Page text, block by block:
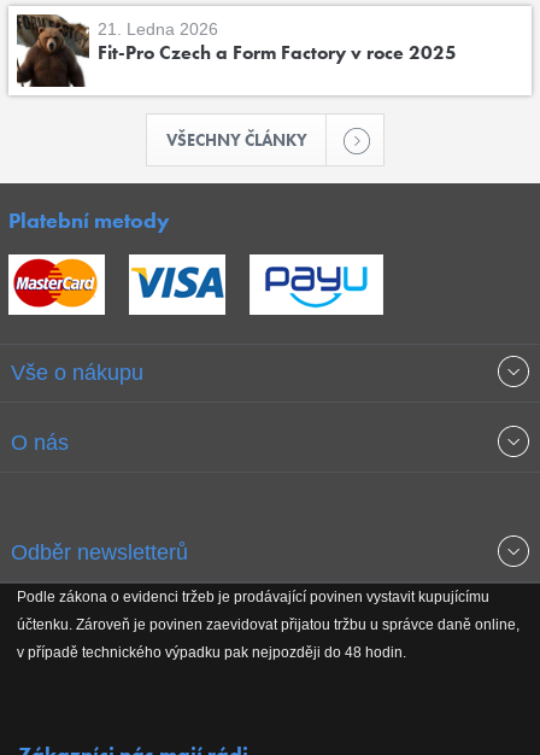
21. Ledna 2026
Fit-Pro Czech a Form Factory v roce 2025
VŠECHNY ČLÁNKY
Platební metody
Vše o nákupu
Obchodní podmínky
Reklamační řád
O nás
Koho podporujeme
Odběr newsletterů
Získejte přehled o novinkách, slevách, akčním zboží a upozornění
na nové články v magazínu!
Podle zákona o evidenci tržeb je prodávající povinen vystavit kupujícímu
účtenku. Zároveň je povinen zaevidovat přijatou tržbu u správce daně online,
v případě technického výpadku pak nejpozději do 48 hodin.